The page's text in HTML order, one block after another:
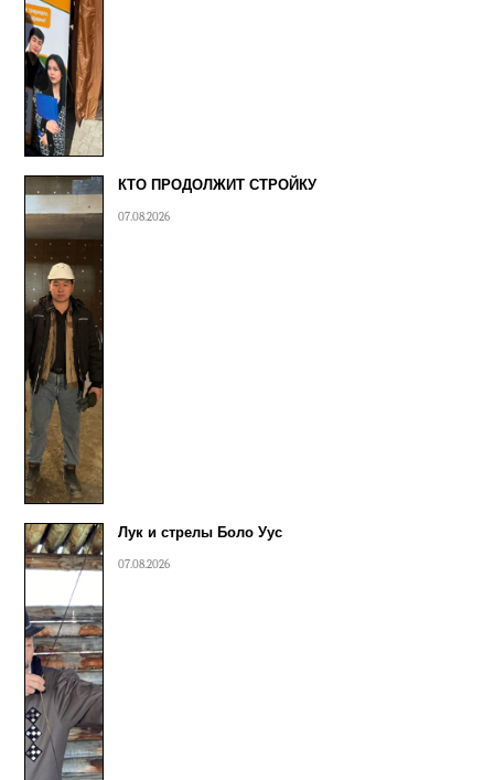
КТО ПРОДОЛЖИТ СТРОЙКУ
07.08.2026
Лук и стрелы Боло Уус
07.08.2026